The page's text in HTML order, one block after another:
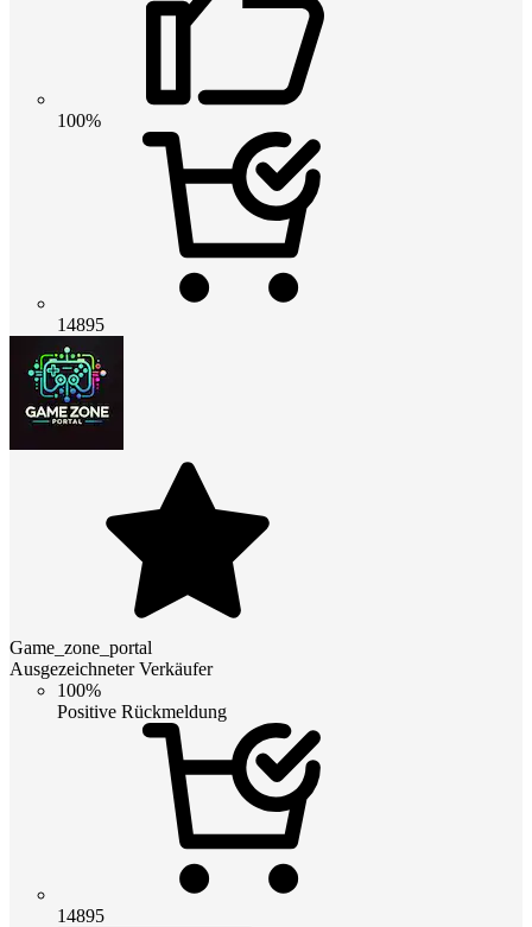
100%
14895
Game_zone_portal
Ausgezeichneter Verkäufer
100%
Positive Rückmeldung
14895